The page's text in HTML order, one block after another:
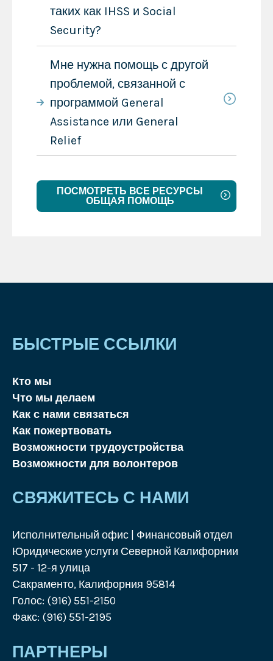
таких как IHSS и Social
Security?
Мне нужна помощь с другой
проблемой, связанной с
программой General
Assistance или General
Relief
ПОСМОТРЕТЬ ВСЕ РЕСУРСЫ
ОБЩАЯ ПОМОЩЬ
БЫСТРЫЕ ССЫЛКИ
Кто мы
Что мы делаем
Как с нами связаться
Как пожертвовать
Возможности трудоустройства
Возможности для волонтеров
СВЯЖИТЕСЬ С НАМИ
Исполнительный офис | Финансовый отдел
Юридические услуги Северной Калифорнии
517 - 12-я улица
Сакраменто, Калифорния 95814
Голос: (916) 551-2150
Факс: (916) 551-2195
ПАРТНЕРЫ